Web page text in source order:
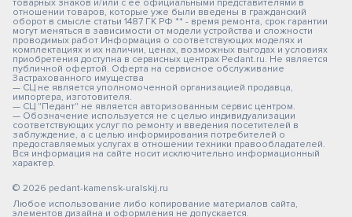
товарных знаков и/или с ее официальными представителями в
отношении товаров, которые уже были введены в гражданский
оборот в смысле статьи 1487 ГК РФ ** - время ремонта, срок гарантии
могут меняться в зависимости от модели устройства и сложности
проводимых работ Информация о соответствующих моделях и
комплектациях и их наличии, ценах, возможных выгодах и условиях
приобретения доступна в сервисных центрах Pedant.ru. Не является
публичной офертой. Оферта на сервисное обслуживание
Застрахованного имущества
— СЦ не является уполномоченной организацией продавца,
импортера, изготовителя.
— СЦ "Педант" не является авторизованным сервис центром.
— Обозначение используется не с целью индивидуализации
соответствующих услуг по ремонту и введения посетителей в
заблуждение, а с целью информирования потребителей о
предоставляемых услугах в отношении техники правообладателей.
Вся информация на сайте носит исключительно информационный
характер.
© 2026 pedant-kamensk-uralskij.ru
Любое использование либо копирование материалов сайта,
элементов дизайна и оформления не допускается.